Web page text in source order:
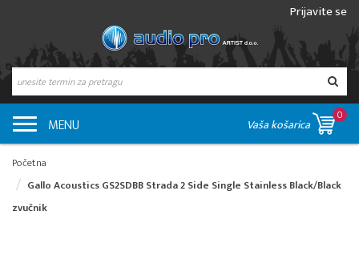
Prijavite se
MENU Vaša košarica
0
Početna
Gallo Acoustics GS2SDBB Strada 2 Side Single Stainless Black/Black
zvučnik